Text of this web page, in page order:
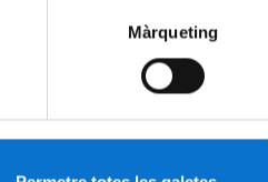
Màrqueting